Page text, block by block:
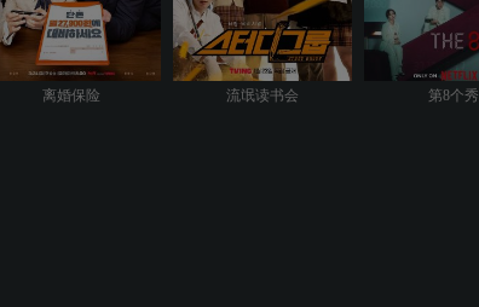
离婚保险 流氓读书会 第8个秀